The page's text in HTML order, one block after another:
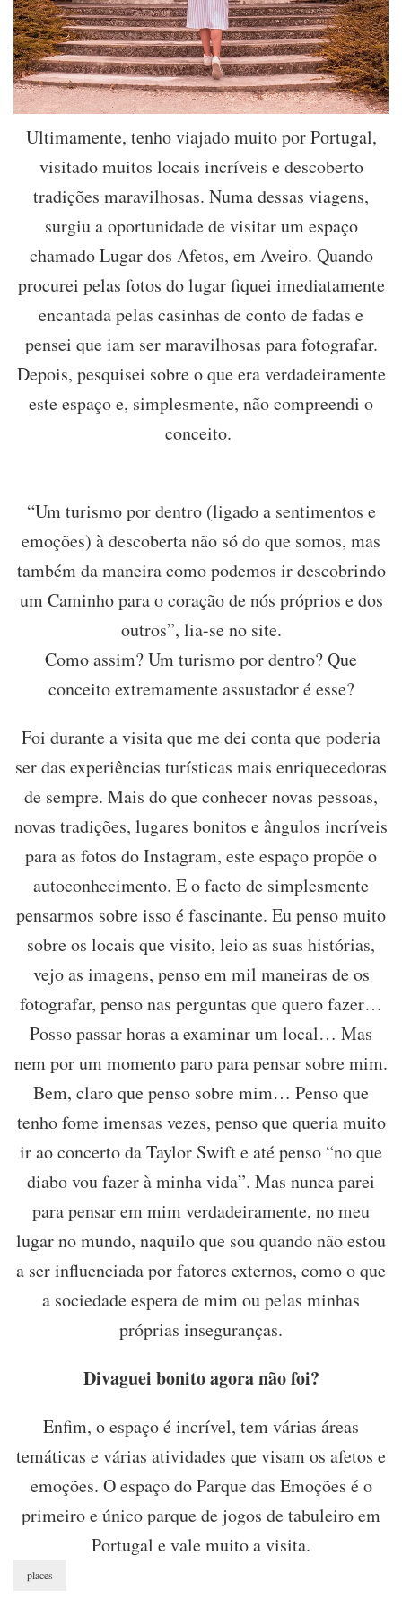
Ultimamente, tenho viajado muito por Portugal,
visitado muitos locais incríveis e descoberto
tradições maravilhosas. Numa dessas viagens,
surgiu a oportunidade de visitar um espaço
chamado Lugar dos Afetos, em Aveiro. Quando
procurei pelas fotos do lugar fiquei imediatamente
encantada pelas casinhas de conto de fadas e
pensei que iam ser maravilhosas para fotografar.
Depois, pesquisei sobre o que era verdadeiramente
este espaço e, simplesmente, não compreendi o
conceito.
“Um turismo por dentro (ligado a sentimentos e
emoções) à descoberta não só do que somos, mas
também da maneira como podemos ir descobrindo
um Caminho para o coração de nós próprios e dos
outros”, lia-se no site.
Como assim? Um turismo por dentro? Que
conceito extremamente assustador é esse?
Foi durante a visita que me dei conta que poderia
ser das experiências turísticas mais enriquecedoras
de sempre. Mais do que conhecer novas pessoas,
novas tradições, lugares bonitos e ângulos incríveis
para as fotos do Instagram, este espaço propõe o
autoconhecimento. E o facto de simplesmente
pensarmos sobre isso é fascinante. Eu penso muito
sobre os locais que visito, leio as suas histórias,
vejo as imagens, penso em mil maneiras de os
fotografar, penso nas perguntas que quero fazer…
Posso passar horas a examinar um local… Mas
nem por um momento paro para pensar sobre mim.
Bem, claro que penso sobre mim… Penso que
tenho fome imensas vezes, penso que queria muito
ir ao concerto da Taylor Swift e até penso “no que
diabo vou fazer à minha vida”. Mas nunca parei
para pensar em mim verdadeiramente, no meu
lugar no mundo, naquilo que sou quando não estou
a ser influenciada por fatores externos, como o que
a sociedade espera de mim ou pelas minhas
próprias inseguranças.
Divaguei bonito agora não foi?
Enfim, o espaço é incrível, tem várias áreas
temáticas e várias atividades que visam os afetos e
emoções. O espaço do Parque das Emoções é o
primeiro e único parque de jogos de tabuleiro em
Portugal e vale muito a visita.
places